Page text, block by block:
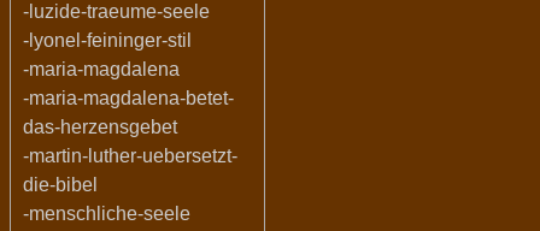
-luzide-traeume-seele
-lyonel-feininger-stil
-maria-magdalena
-maria-magdalena-betet-
das-herzensgebet
-martin-luther-uebersetzt-
die-bibel
-menschliche-seele